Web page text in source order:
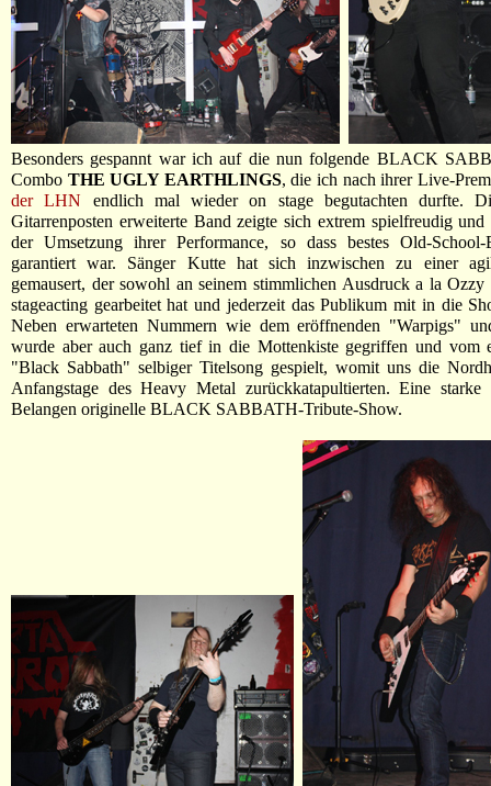
Besonders gespannt war ich auf die nun folgende BLACK
Combo THE UGLY EARTHLINGS, die ich nach ihrer Live-
der LHN endlich mal wieder on stage begutachten durfte.
Gitarrenposten erweiterte Band zeigte sich extrem spielfreudig
der Umsetzung ihrer Performance, so dass bestes Old-School-
garantiert war. Sänger Kutte hat sich inzwischen zu einer
gemausert, der sowohl an seinem stimmlichen Ausdruck a la
stageacting gearbeitet hat und jederzeit das Publikum mit in die
Neben erwarteten Nummern wie dem eröffnenden "Warpigs"
wurde aber auch ganz tief in die Mottenkiste gegriffen und vom
"Black Sabbath" selbiger Titelsong gespielt, womit uns die
Anfangstage des Heavy Metal zurückkatapultierten. Eine
Belangen originelle BLACK SABBATH-Tribute-Show.